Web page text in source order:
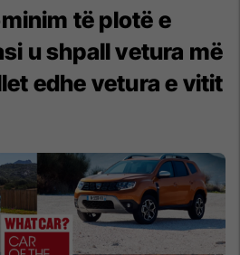
të plotë e
u shpall vetura më
edhe vetura e vitit